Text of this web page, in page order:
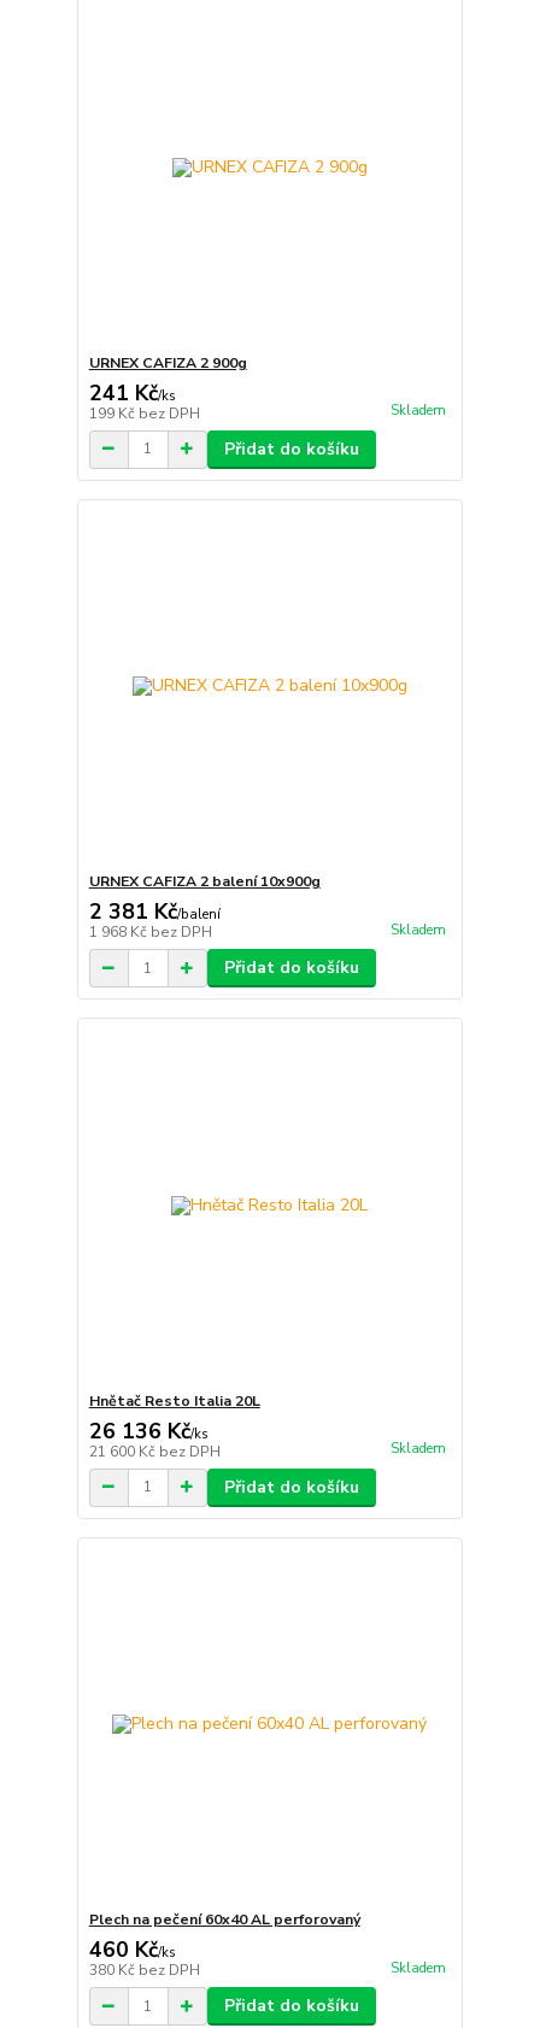
URNEX CAFIZA 2 900g
241 Kč/ks
199 Kč bez DPH Skladem
Přidat do košíku
URNEX CAFIZA 2 balení 10x900g
2 381 Kč/balení
1 968 Kč bez DPH Skladem
Přidat do košíku
Hnětač Resto Italia 20L
26 136 Kč/ks
21 600 Kč bez DPH Skladem
Přidat do košíku
Plech na pečení 60x40 AL perforovaný
460 Kč/ks
380 Kč bez DPH Skladem
Přidat do košíku